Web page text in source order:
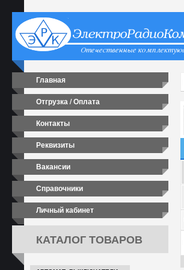
Главная
Отгрузка / Оплата
Контакты
Реквизиты
Вакансии
Справочники
Личный кабинет
КАТАЛОГ ТОВАРОВ